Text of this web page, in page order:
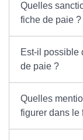
Quelles
fiche de paie ?
Est-il possible
de paie ?
Quelles
figurer dans le